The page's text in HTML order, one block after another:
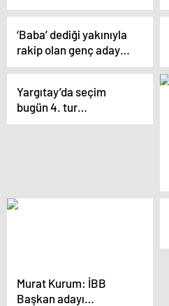
‘Baba’ dediği yakınıyla
rakip olan genç aday
başarılar diledi
Yargıtay’da seçim
bugün 4. tur
oylamasıyla devam
Murat Kurum: İBB
Başkan adayı